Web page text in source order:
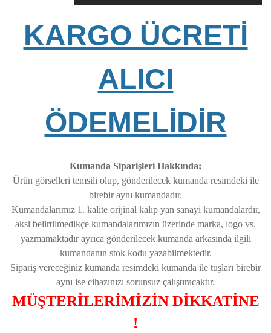
KARGO ÜCRETİ
ALICI
ÖDEMELİDİR
Kumanda Siparişleri Hakkında;
Ürün görselleri temsili olup, gönderilecek kumanda resimdeki ile
birebir aynı kumandadır.
Kumandalarımız 1. kalite orijinal kalıp yan sanayi kumandalardır,
aksi belirtilmedikçe kumandalarımızın üzerinde marka, logo vs.
yazmamaktadır ayrıca gönderilecek kumanda arkasında ilgili
kumandanın stok kodu yazabilmektedir.
Sipariş vereceğiniz kumanda resimdeki kumanda ile tuşları birebir
aynı ise cihazınızı sorunsuz çalıştıracaktır.
MÜŞTERİLERİMİZİN DİKKATİNE
!